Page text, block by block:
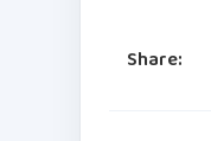
Share: